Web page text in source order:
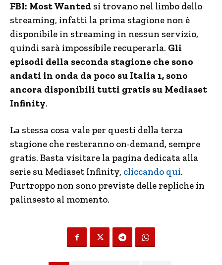
FBI: Most Wanted si trovano nel limbo dello
streaming, infatti la prima stagione non è
disponibile in streaming in nessun servizio,
quindi sarà impossibile recuperarla. Gli
episodi della seconda stagione che sono
andati in onda da poco su Italia 1, sono
ancora disponibili tutti gratis su Mediaset
Infinity.
La stessa cosa vale per questi della terza
stagione che resteranno on-demand, sempre
gratis. Basta visitare la pagina dedicata alla
serie su Mediaset Infinity, cliccando qui.
Purtroppo non sono previste delle repliche in
palinsesto al momento.